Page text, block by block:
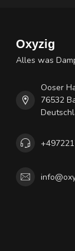
Oxyzig
Alles was
Ooser
76532